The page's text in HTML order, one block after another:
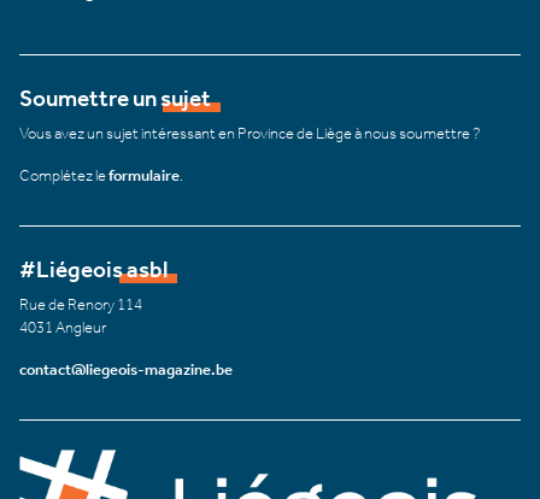
Soumettre un sujet
Vous avez un sujet intéressant en Province de Liège à nous soumettre ?
Complétez leformulaire
#Liégeois asbl
Rue de Renory 114
4031 Angleur
contact@liegeois-magazine.be